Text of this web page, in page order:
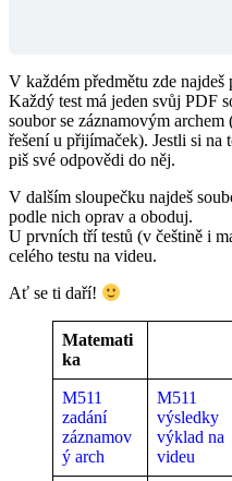
V každém předmětu zde najdeš
Každý test má jeden svůj PDF
soubor se záznamovým archem
řešení u přijímaček). Jestli si
piš své odpovědi do něj.
V dalším sloupečku najdeš
podle nich oprav a oboduj.
U prvních tří testů (v češtině i
celého testu na videu.
Ať se ti daří!
Matemati
ka
M511
zadání
záznamov
ý arch
M511
výsledky
výklad na
videu